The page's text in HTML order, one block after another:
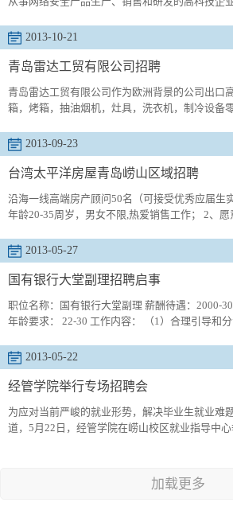
信息安...2013-10-21
青岛雷达工贸有限公司招聘
青岛雷达工贸有限公司作为欧洲背景的公司出口
箱，烤箱，抽油烟机，灶具，洗衣机，制冷设备
市中云工...
2013-09-23
台湾太平洋房屋青岛崂山区域招聘
沿海一线高端房产顾问50名（可接受优秀应届生
年龄20-35周岁，男女不限,热爱销售工作； 2、
文化...2013-05-27
国有银行大堂副理招聘启事
职位名称：国有银行大堂副理 薪酬待遇：2000-
年龄要求： 22-30 工作内容： （1）合理引导和
（5）维...
2013-05-22
经管学院举行专场招聘会
为应对当前严峻的就业形势，解决毕业生就业难
道，5月22日，经管学院在崂山校区就业指导中
加载更多